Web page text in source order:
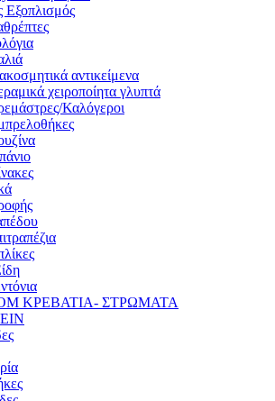
Εξοπλισμός
αντικείμενα
χειροποίητα γλυπτά
Καλόγεροι
ΚΡΕΒΑΤΙΑ- ΣΤΡΩΜΑΤΑ